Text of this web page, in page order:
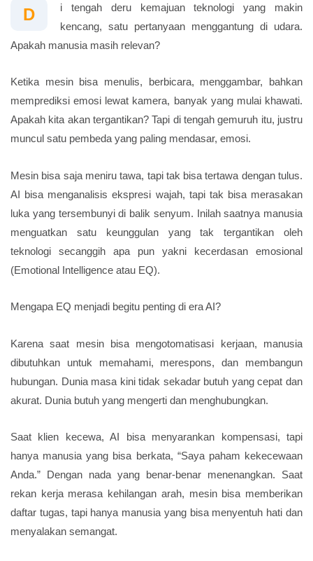
D
i tengah deru kemajuan teknologi yang makin
kencang, satu pertanyaan menggantung di udara.
Apakah manusia masih relevan?
Ketika mesin bisa menulis, berbicara, menggambar, bahkan
memprediksi emosi lewat kamera, banyak yang mulai khawati.
Apakah kita akan tergantikan? Tapi di tengah gemuruh itu, justru
muncul satu pembeda yang paling mendasar, emosi.
Mesin bisa saja meniru tawa, tapi tak bisa tertawa dengan tulus.
AI bisa menganalisis ekspresi wajah, tapi tak bisa merasakan
luka yang tersembunyi di balik senyum. Inilah saatnya manusia
menguatkan satu keunggulan yang tak tergantikan oleh
teknologi secanggih apa pun yakni kecerdasan emosional
(Emotional Intelligence atau EQ).
Mengapa EQ menjadi begitu penting di era AI?
Karena saat mesin bisa mengotomatisasi kerjaan, manusia
dibutuhkan untuk memahami, merespons, dan membangun
hubungan. Dunia masa kini tidak sekadar butuh yang cepat dan
akurat. Dunia butuh yang mengerti dan menghubungkan.
Saat klien kecewa, AI bisa menyarankan kompensasi, tapi
hanya manusia yang bisa berkata, “Saya paham kekecewaan
Anda.” Dengan nada yang benar-benar menenangkan. Saat
rekan kerja merasa kehilangan arah, mesin bisa memberikan
daftar tugas, tapi hanya manusia yang bisa menyentuh hati dan
menyalakan semangat.